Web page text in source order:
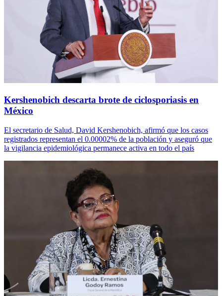
Kershenobich descarta brote de ciclosporiasis en
México
El secretario de Salud, David Kershenobich, afirmó que los casos
registrados representan el 0.00002% de la población y aseguró que
la vigilancia epidemiológica permanece activa en todo el país